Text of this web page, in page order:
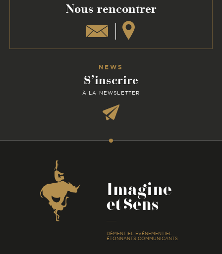
Nous rencontrer
NEWS
S’inscrire
À LA NEWSLETTER
Coordonnées
Imagine
et Sens
DÉMENTIEL ÉVÉNEMENTIEL
ÉTONNANTS COMMUNICANTS